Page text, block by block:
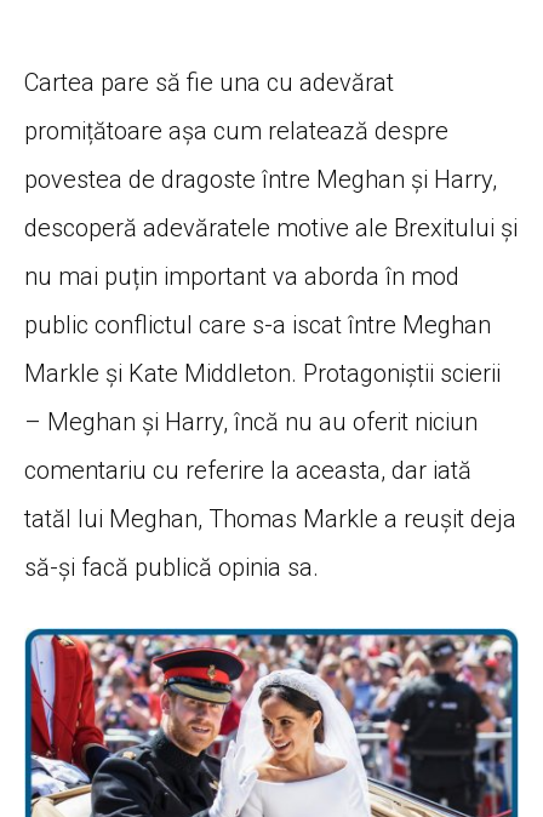
Cartea pare să fie una cu adevărat
promițătoare așa cum relatează despre
povestea de dragoste între Meghan și Harry,
descoperă adevăratele motive ale Brexitului și
nu mai puțin important va aborda în mod
public conflictul care s-a iscat între Meghan
Markle și Kate Middleton. Protagoniștii scierii
– Meghan și Harry, încă nu au oferit niciun
comentariu cu referire la aceasta, dar iată
tatăl lui Meghan, Thomas Markle a reușit deja
să-și facă publică opinia sa.